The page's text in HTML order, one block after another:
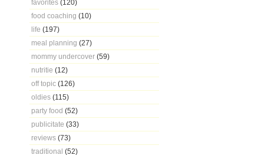
favorites (120)
food coaching (10)
life (197)
meal planning (27)
mommy undercover (59)
nutritie (12)
off topic (126)
oldies (115)
party food (52)
publicitate (33)
reviews (73)
traditional (52)